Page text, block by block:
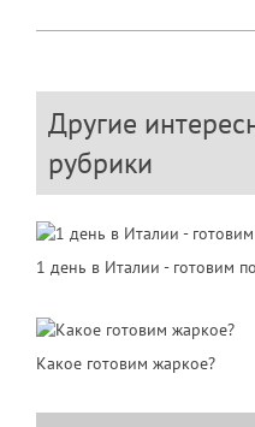
Другие
рубрики
1 день в Италии - готовим
Какое готовим жаркое?